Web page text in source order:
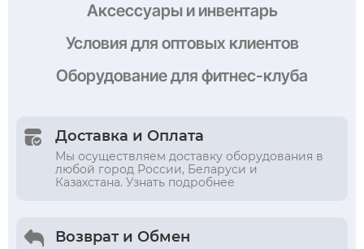
Аксессуары и инвентарь
Условия для оптовых клиентов
Оборудованиедля фитнес-клуба
Доставка и Оплата
Мы осуществляем доставку оборудования в
любой город России, Беларуси и
Казахстана. Узнать подробнее
Возврат и Обмен